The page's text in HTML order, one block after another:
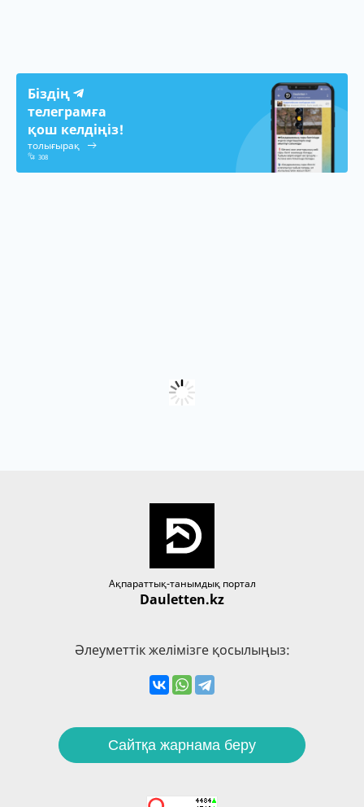
Біздің
телеграмға
қош келдіңіз!
толығырақ
308
Ақпараттық-танымдық портал
Dauletten.kz
Әлеуметтік желімізге қосылыңыз:
Сайтқа жарнама беру